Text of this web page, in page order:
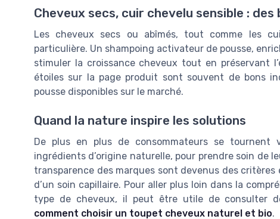
Cheveux secs, cuir chevelu sensible : des
Les cheveux secs ou abîmés, tout comme les
particulière. Un shampoing activateur de pousse,
stimuler la croissance cheveux tout en préservant
étoiles sur la page produit sont souvent de bons
pousse disponibles sur le marché.
Quand la nature inspire les solutions
De plus en plus de consommateurs se tournent
ingrédients d’origine naturelle, pour prendre soin de
transparence des marques sont devenus des
d’un soin capillaire. Pour aller plus loin dans la
type de cheveux, il peut être utile de consulter
comment choisir un toupet cheveux naturel et bio.